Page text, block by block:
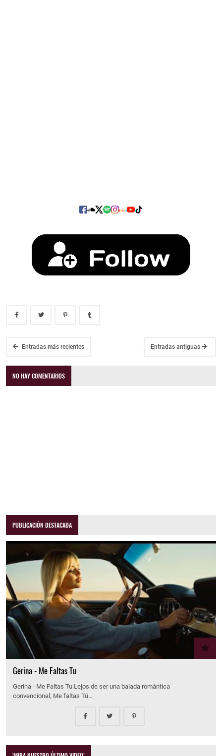
Entradas más recientes Entradas antiguas
NO HAY COMENTARIOS
PUBLICACIÓN DESTACADA
Gerina - Me Faltas Tu
Gerina - Me Faltas Tu Lejos de ser una balada romántica
convencional, Me faltas Tú…